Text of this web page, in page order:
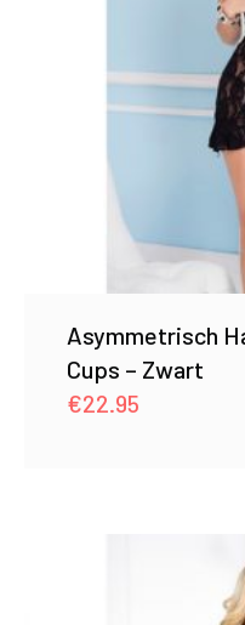
Asymmetrisch
Cups – Zwart
€22.95